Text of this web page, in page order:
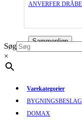
ANVERFER
Sammenlign
Søg
×
Varekategorier
BYGNINGSBESLAG
DOMAX